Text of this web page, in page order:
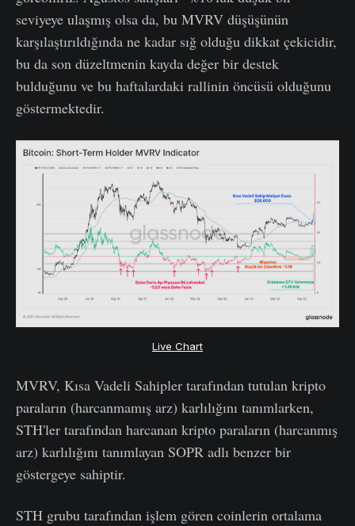
seviyeye ulaşmış olsa da, bu MVRV düşüşünün
karşılaştırıldığında ne kadar sığ olduğu dikkat çekicidir,
bu da son düzeltmenin kayda değer bir destek
bulduğunu ve bu haftalardaki rallinin öncüsü olduğunu
göstermektedir.
Live Chart
MVRV, Kısa Vadeli Sahipler tarafından tutulan kripto
paraların (harcanmamış arz) karlılığını tanımlarken,
STH'ler tarafından harcanan kripto paraların (harcanmış
arz) karlılığını tanımlayan SOPR adlı benzer bir
göstergeye sahiptir.
STH grubu tarafından işlem gören coinlerin ortalama